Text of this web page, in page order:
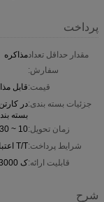
پرداخت
مقدار حداقل تعداد
سفارش:
مذاکره
قیمت:قابل
جزئیات بسته بندی:در
بسته
زمان تحویل:10 ~ 30 روز کاری پس از پرداخت دریافت
شرایط پرداخت:T/T اعتبارات اسنادی و یا اتحادیه های غربی
قابلیت ارائه:ک 3000 عدد در ماه
شرح